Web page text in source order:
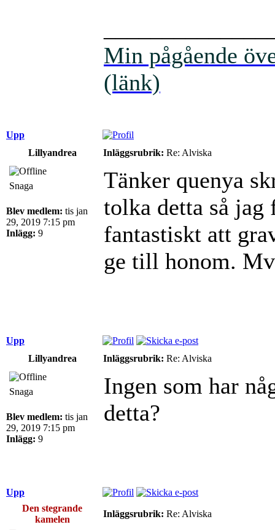
Min pågående
(länk)
Upp
Lillyandrea
Inläggsrubrik: Re: Alviska
Snaga
Blev medlem: tis jan
29, 2019 7:15 pm
Inlägg: 9
Tänker quenya
tolka detta så jag
fantastiskt att
ge till honom.
Upp
Lillyandrea
Inläggsrubrik: Re: Alviska
Snaga
Blev medlem: tis jan
29, 2019 7:15 pm
Inlägg: 9
Ingen som har
detta?
Upp
Den stegrande
kamelen
Inläggsrubrik: Re: Alviska